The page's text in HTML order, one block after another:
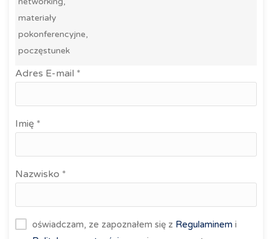
materiały
pokonferencyjne,
poczęstunek
Adres E-mail *
Imię *
Nazwisko *
oświadczam, ze zapoznałem się z Regulaminem i